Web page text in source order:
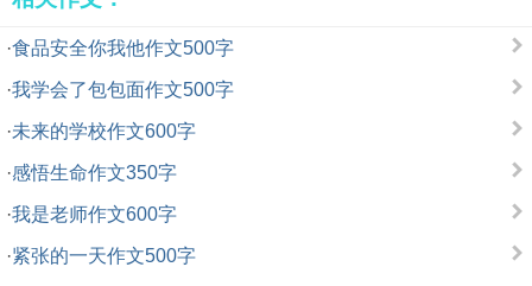
·食品安全你我他作文500字
·我学会了包包面作文500字
·未来的学校作文600字
·感悟生命作文350字
·我是老师作文600字
·紧张的一天作文500字